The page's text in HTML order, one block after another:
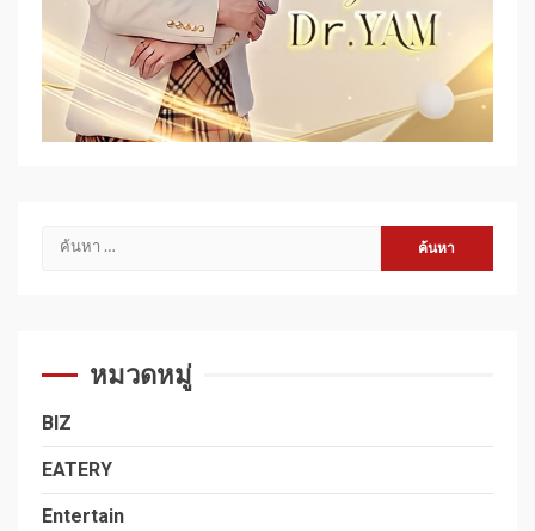
ค้นหา
หมวดหมู่
BIZ
EATERY
Entertain